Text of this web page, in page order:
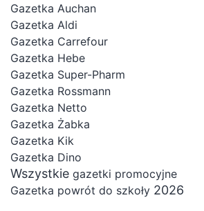
Gazetka Auchan
Gazetka Aldi
Gazetka Carrefour
Gazetka Hebe
Gazetka Super-Pharm
Gazetka Rossmann
Gazetka Netto
Gazetka Żabka
Gazetka Kik
Gazetka Dino
Wszystkie gazetki promocyjne
Gazetka powrót do szkoły 2026